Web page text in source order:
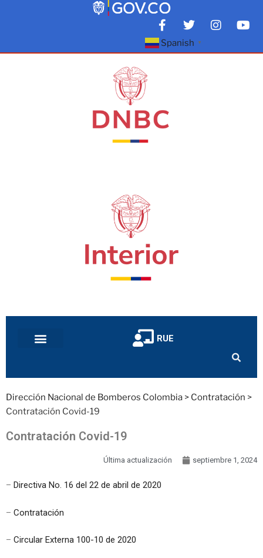
Spanish ▼
RUE
Dirección Nacional de Bomberos Colombia > Contratación >
Contratación Covid-19
Contratación Covid-19
Última actualización septiembre 1, 2024
– Directiva No. 16 del 22 de abril de 2020
– Contratación
– Circular Externa 100-10 de 2020